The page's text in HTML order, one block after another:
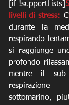
[if !supportLists]
livelli di stress:
durante la
respirando
si raggiunge
profondo
mentre il sub
sottomarino,